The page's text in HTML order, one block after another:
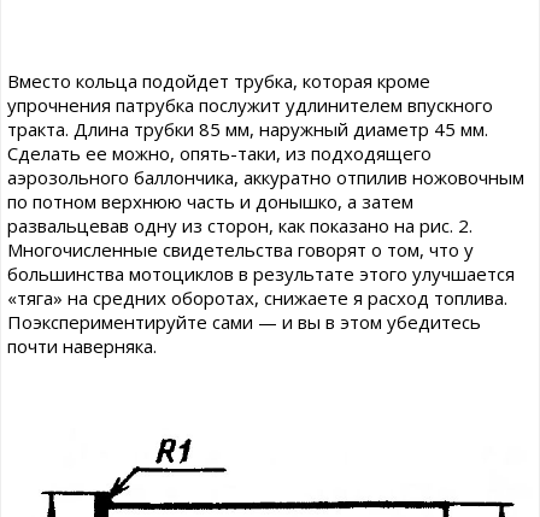
Вместо кольца подойдет трубка, которая кроме
упрочнения патрубка послужит удлинителем впускного
тракта. Длина трубки 85 мм, наружный диаметр 45 мм.
Сделать ее можно, опять-таки, из подходящего
аэрозольного баллончика, аккуратно отпилив ножовочным
по потном верхнюю часть и донышко, а затем
развальцевав одну из сторон, как показано на рис. 2.
Многочисленные свидетельства говорят о том, что у
большинства мотоциклов в результате этого улучшается
«тяга» на средних оборотах, снижаете я расход топлива.
Поэкспериментируйте сами — и вы в этом убедитесь
почти наверняка.